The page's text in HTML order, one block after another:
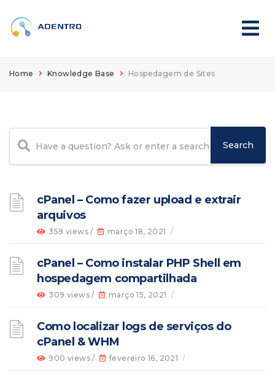
Home Knowledge Base Hospedagem de Sites
cPanel – Como fazer upload e extrair
arquivos
359 views / março 18, 2021 /
cPanel – Como instalar PHP Shell em
hospedagem compartilhada
309 views / março 15, 2021 /
Como localizar logs de serviços do
cPanel & WHM
900 views / fevereiro 16, 2021 /